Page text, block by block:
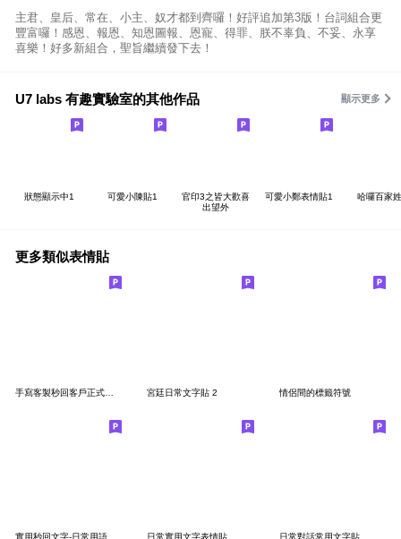
主君、皇后、常在、小主、奴才都到齊囉！好評追加第3版！台詞組合更
豐富囉！感恩、報恩、知恩圖報、恩寵、得罪、朕不辜負、不妥、永享
喜樂！好多新組合，聖旨繼續發下去！
U7 labs 有趣實驗室的其他作品 顯示更多
狀態顯示中1 可愛小陳貼1
官印3之皆大歡喜
出望外
可愛小鄭表情貼1 哈囉百家
更多類似表情貼
宮廷日常文字貼 2 情侶間的標籤符號